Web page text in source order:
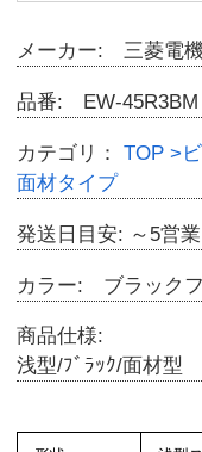
メーカー: 三菱電
品番: EW-45R3BM
カテゴリ： TOP >
面材タイプ
発送日目安: ～5営業
カラー: ブラック
商品仕様:
浅型/ﾌﾞﾗｯｸ/面材型